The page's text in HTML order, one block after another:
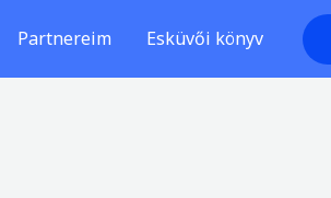
Partnereim Esküvői könyv